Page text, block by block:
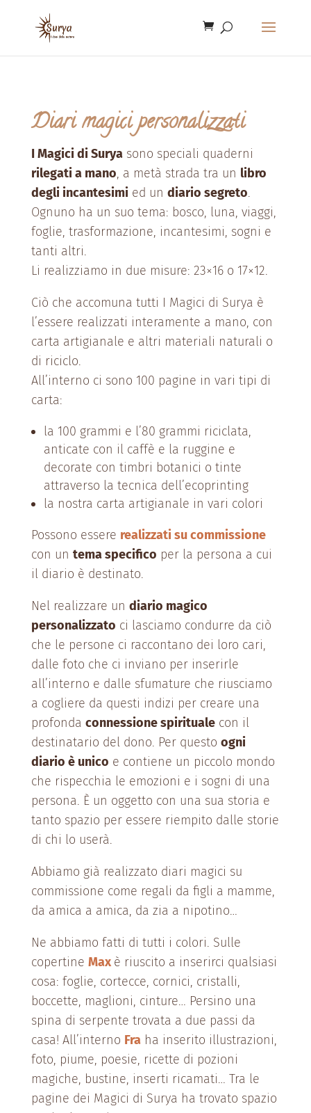
Diari magici personalizzati
I Magici di Suryasono speciali quaderni
rilegati a mano, a metà strada tra un libro
degli incantesimied un diario segreto.
Ognuno ha un suo tema: bosco, luna, viaggi,
foglie, trasformazione, incantesimi, sogni e
tanti altri.
Li realizziamo in due misure: 23×16 o 17×12.
Ciò che accomuna tutti I Magici di Surya è
l’essere realizzati interamente a mano, con
carta artigianale e altri materiali naturali o
di riciclo.
All’interno ci sono 100 pagine in vari tipi di
carta:
la 100 grammi e l’80 grammi riciclata,
anticate con il caffè e la ruggine e
decorate con timbri botanici o tinte
attraverso la tecnica dell’ecoprinting
la nostra carta artigianale in vari colori
Possono essere realizzati su commissione
con un tema specifico per la persona a cui
il diario è destinato.
Nel realizzare un diario magico
personalizzato ci lasciamo condurre da ciò
che le persone ci raccontano dei loro cari,
dalle foto che ci inviano per inserirle
all’interno e dalle sfumature che riusciamo
a cogliere da questi indizi per creare una
profonda connessione spiritualecon il
destinatario del dono. Per questo ogni
diario è unico e contiene un piccolo mondo
che rispecchia le emozioni e i sogni di una
persona. È un oggetto con una sua storia e
tanto spazio per essere riempito dalle storie
di chi lo userà.
Abbiamo già realizzato diari magici su
commissione come regali da figli a mamme,
da amica a amica, da zia a nipotino…
Ne abbiamo fatti di tutti i colori. Sulle
copertine Max è riuscito a inserirci qualsiasi
cosa: foglie, cortecce, cornici, cristalli,
boccette, maglioni, cinture… Persino una
spina di serpente trovata a due passi da
casa! All’interno Fraha inserito illustrazioni,
foto, piume, poesie, ricette di pozioni
magiche, bustine, inserti ricamati… Tra le
pagine dei Magici di Surya ha trovato spazio